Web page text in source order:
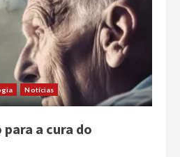
Notícias
a cura do